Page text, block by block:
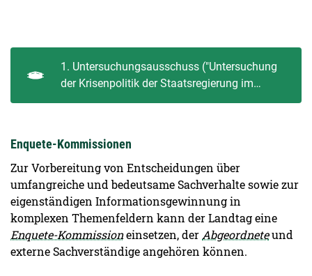
1. Untersuchungsausschuss ("Untersuchung
der Krisenpolitik der Staatsregierung im
Zusammenhang mit SARS-CoV-2 und COVID-
Enquete-Kommissionen
Zur Vorbereitung von Entscheidungen über
umfangreiche und bedeutsame Sachverhalte sowie zur
eigenständigen Informationsgewinnung in
komplexen Themenfeldern kann der Landtag eine
Enquete-Kommissioneinsetzen, der Abgeordneteund
externe Sachverständige angehören können.